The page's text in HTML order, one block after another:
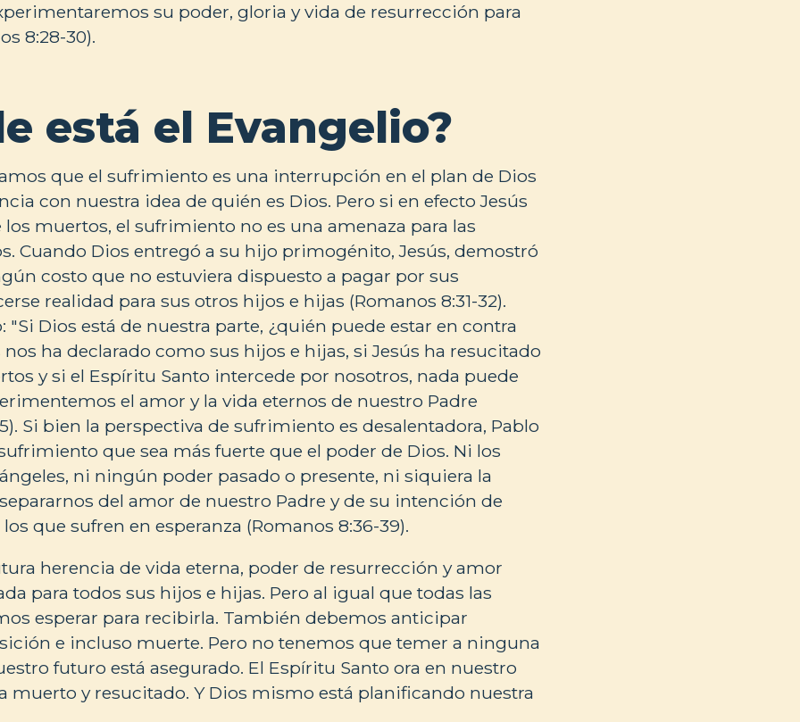
su poder, gloria y vida de resurrección para
8:28-30).
está el Evangelio?
que el sufrimiento es una interrupción en el plan de Dios
con nuestra idea de quién es Dios. Pero si en efecto Jesús
muertos, el sufrimiento no es una amenaza para las
Cuando Dios entregó a su hijo primogénito, Jesús, demostró
costo que no estuviera dispuesto a pagar por sus
realidad para sus otros hijos e hijas (Romanos 8:31-32).
"Si Dios está de nuestra parte, ¿quién puede estar en contra
nos ha declarado como sus hijos e hijas, si Jesús ha resucitado
y si el Espíritu Santo intercede por nosotros, nada puede
el amor y la vida eternos de nuestro Padre
Si bien la perspectiva de sufrimiento es desalentadora, Pablo
que sea más fuerte que el poder de Dios. Ni los
ni ningún poder pasado o presente, ni siquiera la
del amor de nuestro Padre y de su intención de
que sufren en esperanza (Romanos 8:36-39).
herencia de vida eterna, poder de resurrección y amor
para todos sus hijos e hijas. Pero al igual que todas las
esperar para recibirla. También debemos anticipar
e incluso muerte. Pero no tenemos que temer a ninguna
futuro está asegurado. El Espíritu Santo ora en nuestro
muerto y resucitado. Y Dios mismo está planificando nuestra